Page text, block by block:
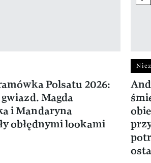
Polsatu 2026:
Magda
i Mandaryna
obłędnymi lookami